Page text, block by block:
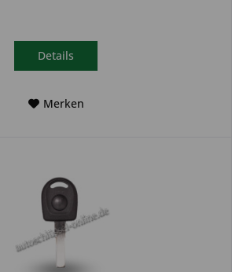
Details
Merken